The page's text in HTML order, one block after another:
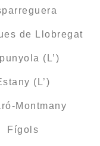
de Llobregat
(L’)
(L’)
Montmany
Fígols